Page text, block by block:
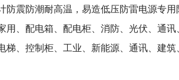
防震防潮耐高温，易造低压防雷电源专
用、配电箱、配电柜、消防、光伏、通
梯、控制柜、工业、新能源、通讯、建